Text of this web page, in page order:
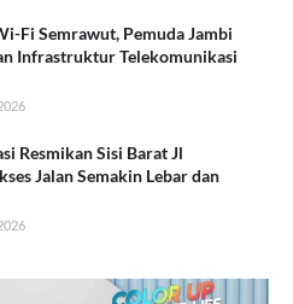
Fi Semrawut, Pemuda Jambi
Infrastruktur Telekomunikasi
Resmikan Sisi Barat Jl
Jalan Semakin Lebar dan